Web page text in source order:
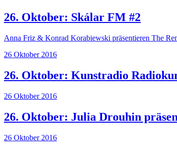
26. Oktober: Skálar FM #2
Anna Friz & Konrad Korabiewski präsentieren The
26 Oktober 2016
26. Oktober: Kunstradio
26 Oktober 2016
26. Oktober: Julia Drouhin
26 Oktober 2016